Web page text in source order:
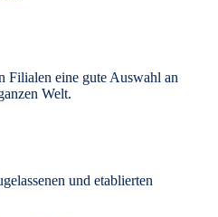
Filialen eine gute Auswahl an
Welt.
und etablierten